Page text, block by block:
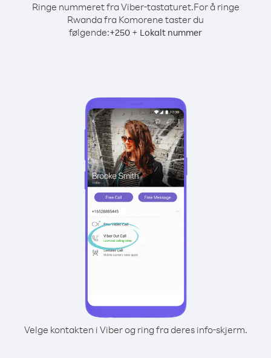
Ringe nummeret fra Viber-tastaturet.For å ringe
Rwanda fra Komorene taster du
følgende:+250 + Lokalt nummer
Velge kontakten i Viber og ring fra deres info-skjerm.